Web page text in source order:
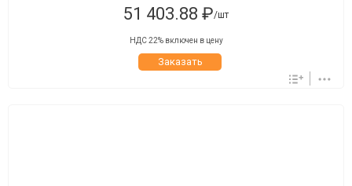
51 403.88 ₽/шт
НДС 22% включен в цену
Заказать